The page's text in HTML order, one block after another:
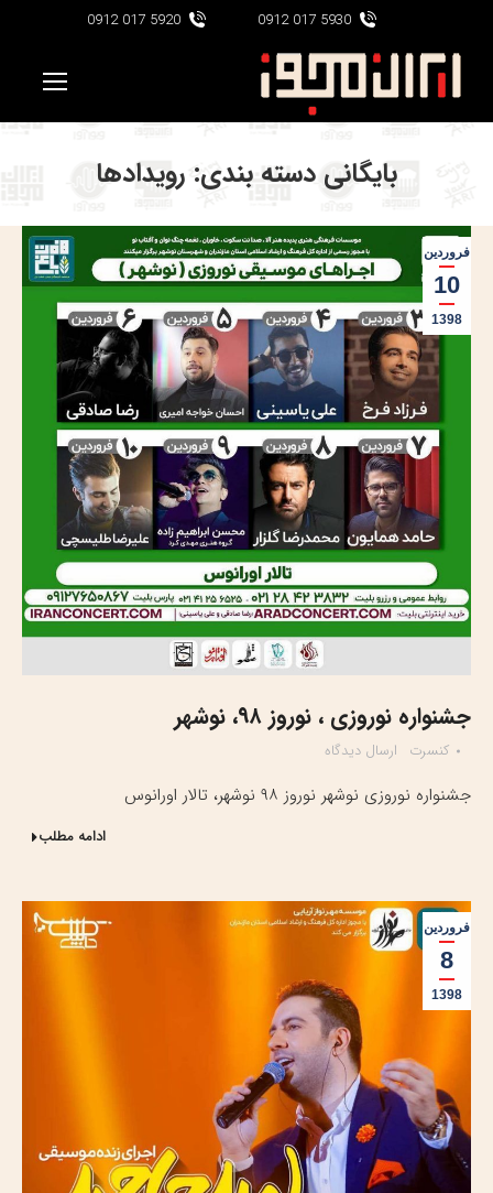
5930 017 0912
5920 017 0912
بایگانی دسته بندی: رویدادها
فروردین
10
1398
جشنواره نوروزی ، نوروز ۹۸، نوشهر
کنسرت ارسال دیدگاه
جشنواره نوروزی نوشهر نوروز ۹۸ نوشهر، تالار اورانوس
ادامه مطلب
فروردین
8
1398